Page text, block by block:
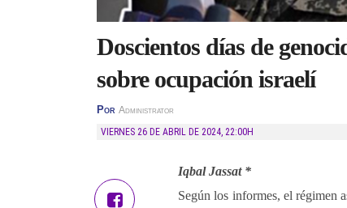
Doscientos días de
sobre ocupación israelí
Por Administrator
VIERNES 26 DE ABRIL DE 2024, 22:00H
Iqbal Jassat *
Según los informes, el régimen